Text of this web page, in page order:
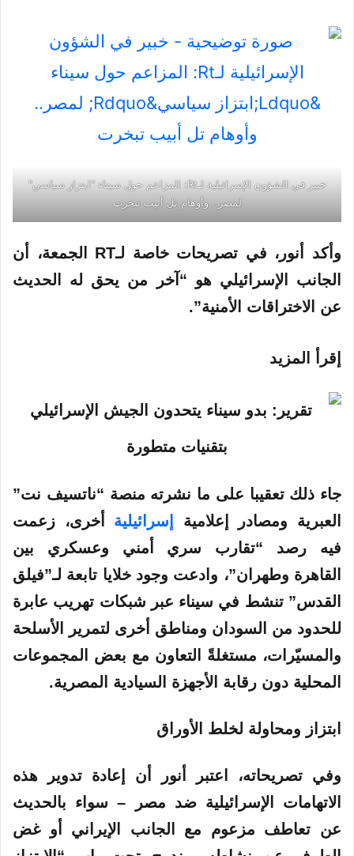
خبير في الشؤون الإسرائيلية لـRt: المزاعم حول سيناء "ابتزاز سياسي"
لمصر.. وأوهام تل أبيب تبخرت
وأكد أنور ، في تصريحات خاصة لـRT الجمعة، أن
الجانب
الإسرائيلي هو “آخر من يحق له الحديث
عن الاختراقات الأمنية”.
إقرأ المزيد
جاء ذلك تعقيبا على ما نشرته منصة “ناتسيف نت”
العبرية ومصادر إعلامية
إسرائيلية أخرى، زعمت
فيه رصد “تقارب سري أمني وعسكري بين
القاهرة وطهران”، وادعت وجود خلايا تابعة لـ”فيلق
القدس” تنشط في سيناء عبر شبكات تهريب عابرة
للحدود من السودان ومناطق أخرى لتمرير الأسلحة
والمسيّرات، مستغلةً التعاون مع بعض المجموعات
المحلية دون رقابة الأجهزة السيادية
المصرية.
ابتزاز ومحاولة لخلط الأوراق
وفي تصريحاته، اعتبر أنور أن إعادة تدوير هذه
الاتهامات الإسرائيلية ضد مصر – سواء بالحديث
عن تعاطف مزعوم مع الجانب الإيراني أو غض